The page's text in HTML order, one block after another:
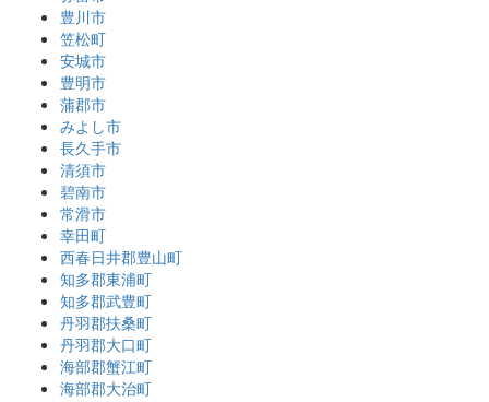
豊川市
笠松町
安城市
豊明市
蒲郡市
みよし市
長久手市
清須市
碧南市
常滑市
幸田町
西春日井郡豊山町
知多郡東浦町
知多郡武豊町
丹羽郡扶桑町
丹羽郡大口町
海部郡蟹江町
海部郡大治町